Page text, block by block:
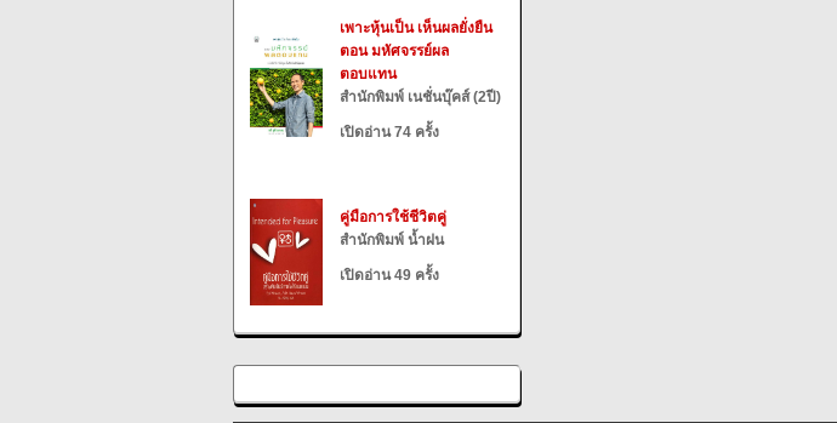
เพาะหุ้นเป็น เห็นผลยั่งยืน
ตอน มหัศจรรย์ผล
ตอบแทน
สำนักพิมพ์ เนชั่นบุ๊คส์ (2ปี)
เปิดอ่าน 74 ครั้ง
คู่มือการใช้ชีวิตคู่
สำนักพิมพ์ น้ำฝน
เปิดอ่าน 49 ครั้ง